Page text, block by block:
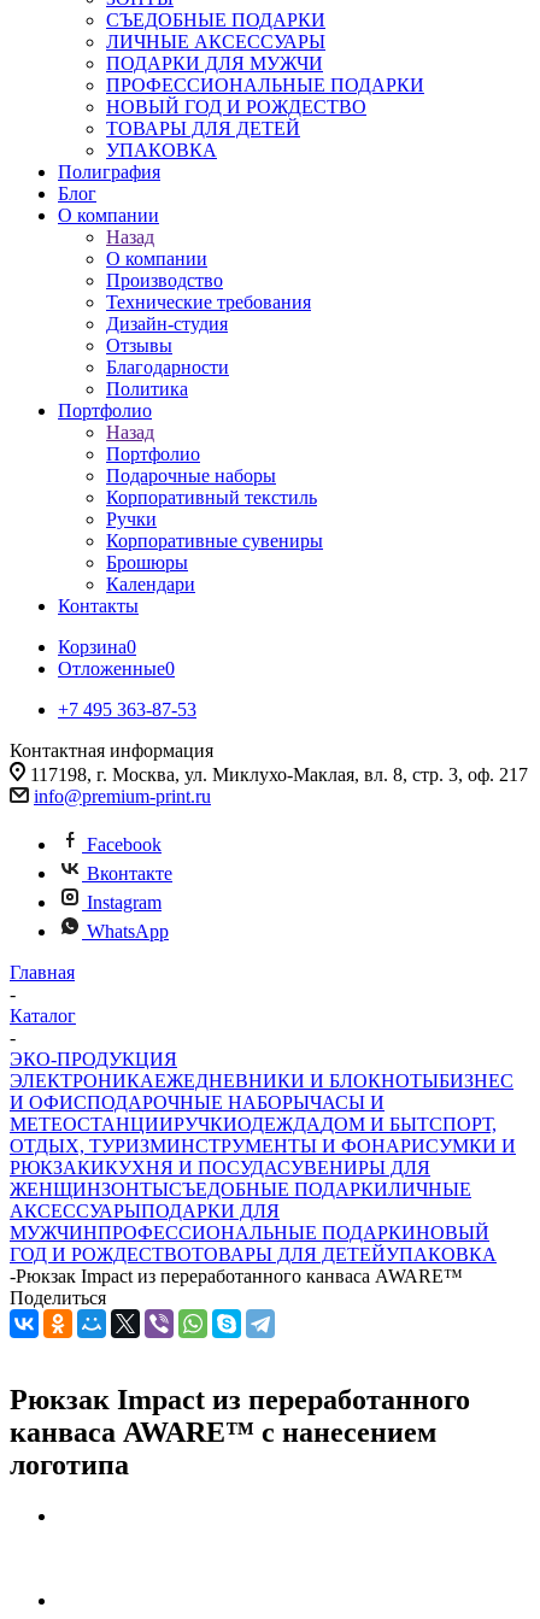
СЪЕДОБНЫЕ ПОДАРКИ
ЛИЧНЫЕ АКСЕССУАРЫ
ПОДАРКИ ДЛЯ МУЖЧИ
ПРОФЕССИОНАЛЬНЫЕ ПОДАРКИ
НОВЫЙ ГОД И РОЖДЕСТВО
ТОВАРЫ ДЛЯ ДЕТЕЙ
УПАКОВКА
Полиграфия
Блог
О компании
Назад
О компании
Производство
Технические требования
Дизайн-студия
Отзывы
Благодарности
Политика
Портфолио
Назад
Портфолио
Подарочные наборы
Корпоративный текстиль
Ручки
Корпоративные сувениры
Брошюры
Календари
Контакты
Корзина0
Отложенные0
+7 495 363-87-53
Контактная информация
117198, г. Москва, ул. Миклухо-Маклая, вл. 8, стр. 3, оф. 217
info@premium-print.ru
Facebook
Вконтакте
Instagram
WhatsApp
Главная
-
Каталог
-
ЭКО-ПРОДУКЦИЯ
ЭЛЕКТРОНИКАЕЖЕДНЕВНИКИ И БЛОКНОТЫБИЗНЕС
И ОФИСПОДАРОЧНЫЕ НАБОРЫЧАСЫ И
МЕТЕОСТАНЦИИРУЧКИОДЕЖДАДОМ И БЫТСПОРТ,
ОТДЫХ, ТУРИЗМИНСТРУМЕНТЫ И ФОНАРИСУМКИ И
РЮКЗАКИКУХНЯ И ПОСУДАСУВЕНИРЫ ДЛЯ
ЖЕНЩИНЗОНТЫСЪЕДОБНЫЕ ПОДАРКИЛИЧНЫЕ
АКСЕССУАРЫПОДАРКИ ДЛЯ
МУЖЧИНПРОФЕССИОНАЛЬНЫЕ ПОДАРКИНОВЫЙ
ГОД И РОЖДЕСТВОТОВАРЫ ДЛЯ ДЕТЕЙУПАКОВКА
-Рюкзак Impact из переработанного канваса AWARE™
Поделиться
Рюкзак Impact из переработанного
канваса AWARE™ с нанесением
логотипа